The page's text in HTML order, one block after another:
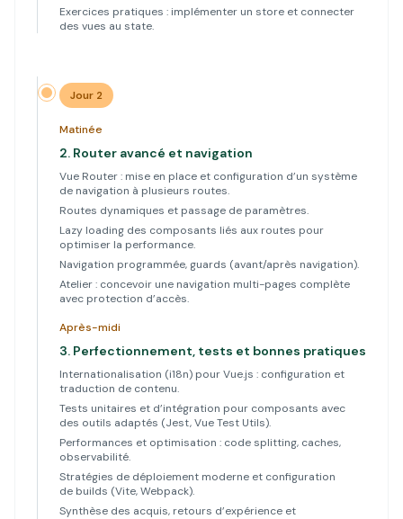
Exercices pratiques : implémenter un store et connecter
des vues au state.
Jour 2
Matinée
2. Router avancé et navigation
Vue Router : mise en place et configuration d’un système
de navigation à plusieurs routes.
Routes dynamiques et passage de paramètres.
Lazy loading des composants liés aux routes pour
optimiser la performance.
Navigation programmée, guards (avant/après navigation).
Atelier : concevoir une navigation multi-pages complète
avec protection d’accès.
Après-midi
3. Perfectionnement, tests et bonnes pratiques
Internationalisation (i18n) pour Vue.js : configuration et
traduction de contenu.
Tests unitaires et d’intégration pour composants avec
des outils adaptés (Jest, Vue Test Utils).
Performances et optimisation : code splitting, caches,
observabilité.
Stratégies de déploiement moderne et configuration
de builds (Vite, Webpack).
Synthèse des acquis, retours d’expérience et